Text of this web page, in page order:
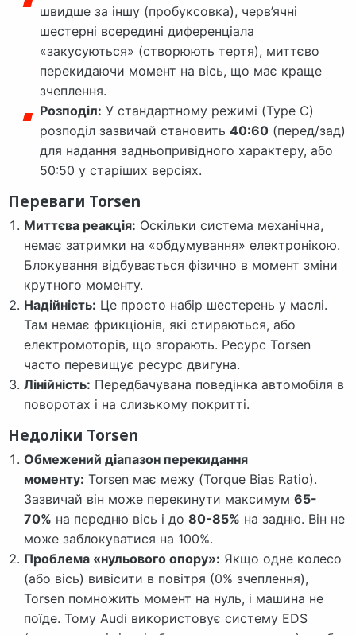
швидше за іншу (пробуксовка), черв’ячні
шестерні всередині диференціала
«закусуються» (створюють тертя), миттєво
перекидаючи момент на вісь, що має краще
зчеплення.
Розподіл: У стандартному режимі (Type C)
розподіл зазвичай становить 40:60 (перед/зад)
для надання задньопривідного характеру, або
50:50 у старіших версіях.
Переваги Torsen
Миттєва реакція: Оскільки система механічна,
немає затримки на «обдумування» електронікою.
Блокування відбувається фізично в момент зміни
крутного моменту.
Надійність: Це просто набір шестерень у маслі.
Там немає фрикціонів, які стираються, або
електромоторів, що згорають. Ресурс Torsen
часто перевищує ресурс двигуна.
Лінійність: Передбачувана поведінка автомобіля в
поворотах і на слизькому покритті.
Недоліки Torsen
Обмежений діапазон перекидання
моменту: Torsen має межу (Torque Bias Ratio).
Зазвичай він може перекинути максимум 65-
70% на передню вісь і до 80-85% на задню. Він не
може заблокуватися на 100%.
Проблема «нульового опору»: Якщо одне колесо
(або вісь) вивісити в повітря (0% зчеплення),
Torsen помножить момент на нуль, і машина не
поїде. Тому Audi використовує систему EDS